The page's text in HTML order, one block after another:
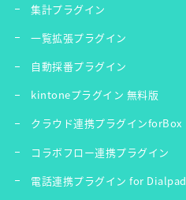
集計プラグイン
一覧拡張プラグイン
自動採番プラグイン
kintoneプラグイン 無料版
クラウド連携プラグインforBox
コラボフロー連携プラグイン
電話連携プラグイン for Dialpad